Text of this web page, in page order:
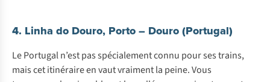
4. Linha do Douro, Porto – Douro (Portugal)
Le Portugal n’est pas spécialement connu pour ses trains,
mais cet itinéraire en vaut vraiment la peine. Vous